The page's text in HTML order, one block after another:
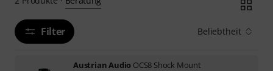
Filter Beliebtheit
Austrian Audio OCS8 Shock Mount